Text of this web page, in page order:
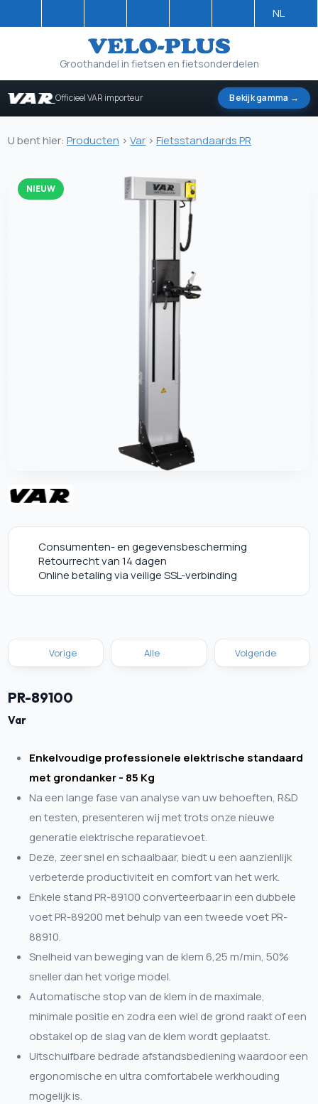
NL
Groothandel in fietsen en fietsonderdelen
Officieel VAR importeur Bekijk gamma →
U bent hier:Producten >Var >Fietsstandaards PR
NIEUW
Consumenten- en gegevensbescherming
Retourrecht van 14 dagen
Online betaling via veilige SSL-verbinding
Vorige Alle Volgende
PR-89100
Var
Enkelvoudige professionele elektrische standaard
met grondanker - 85 Kg
Na een lange fase van analyse van uw behoeften, R&D
en testen, presenteren wij met trots onze nieuwe
generatie elektrische reparatievoet.
Deze, zeer snel en schaalbaar, biedt u een aanzienlijk
verbeterde productiviteit en comfort van het werk.
Enkele stand PR-89100 converteerbaar in een dubbele
voet PR-89200 met behulp van een tweede voet PR-
88910.
Snelheid van beweging van de klem 6,25 m/min, 50%
sneller dan het vorige model.
Automatische stop van de klem in de maximale,
minimale positie en zodra een wiel de grond raakt of een
obstakel op de slag van de klem wordt geplaatst.
Uitschuifbare bedrade afstandsbediening waardoor een
ergonomische en ultra comfortabele werkhouding
mogelijk is.